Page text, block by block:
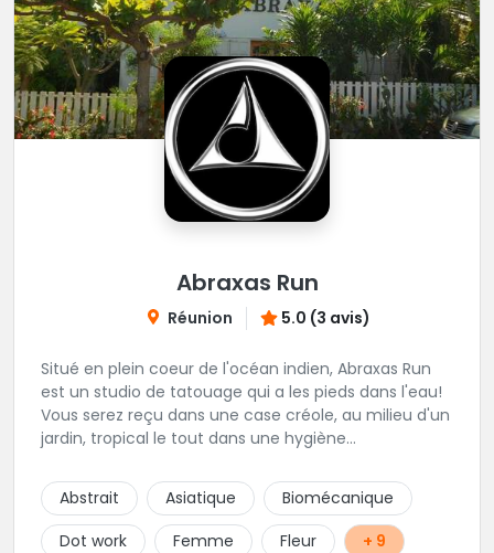
Abraxas Run
Réunion 5.0 (3 avis)
Situé en plein coeur de l'océan indien, Abraxas Run
est un studio de tatouage qui a les pieds dans l'eau!
Vous serez reçu dans une case créole, au milieu d'un
jardin, tropical le tout dans une hygiène
choix de bijoux et uniquement dans des matières
biocompatibles! Vous le trouverez à Saint-Gilles les
Bains...les doigts de pieds en éventail...
Abstrait Asiatique
Biomécanique
Dot work
Femme Fleur + 9